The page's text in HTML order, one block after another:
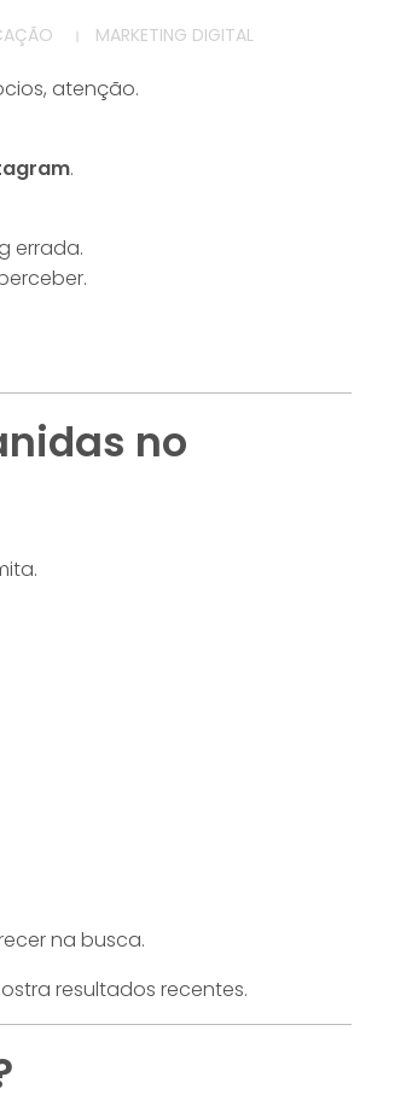
MARKETING DIGITAL
atenção.
.
errada.
no
na busca.
resultados recentes.